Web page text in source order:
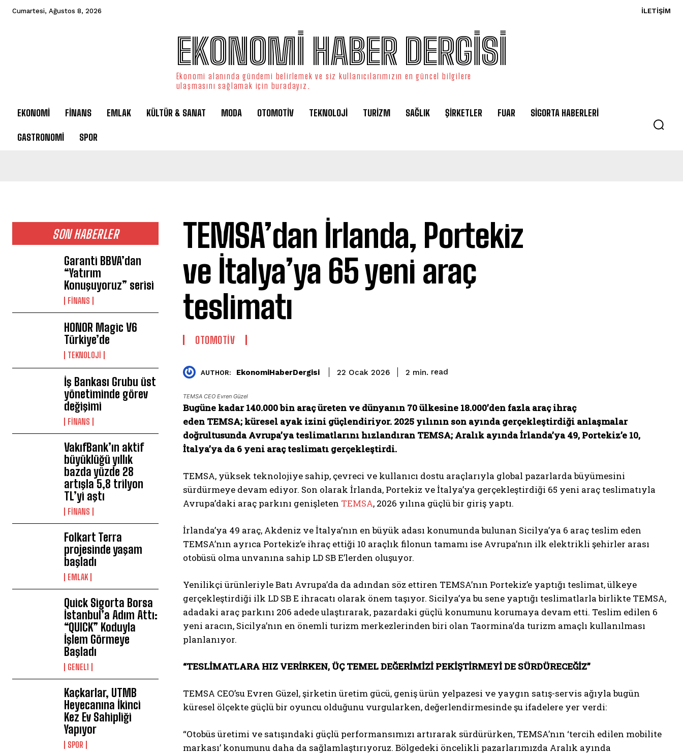
Cumartesi, Ağustos 8, 2026 İLETIŞIM
EKONOMİ HABER DERGİSİ
Ekonomi alanında gündemi belirlemek ve siz kullanıcılarımızın en güncel bilgilere
ulaşmasını sağlamak için buradayız.
EKONOMİ FİNANS EMLAK KÜLTÜR & SANAT MODA OTOMOTİV TEKNOLOJİ TURİZM SAĞLIK ŞİRKETLER FUAR SİGORTA HABERLERİ
GASTRONOMİ SPOR
SON HABERLER
Garanti BBVA’dan
“Yatırım
Konuşuyoruz” serisi
FİNANS
HONOR Magic V6
Türkiye’de
TEKNOLOJİ
İş Bankası Grubu üst
yönetiminde görev
değişimi
FİNANS
VakıfBank’ın aktif
büyüklüğü yıllık
bazda yüzde 28
artışla 5,8 trilyon
TL’yi aştı
FİNANS
Folkart Terra
projesinde yaşam
başladı
EMLAK
Quick Sigorta Borsa
İstanbul’a Adım Attı:
“QUICK” Koduyla
İşlem Görmeye
Başladı
GENEL1
Kaçkarlar, UTMB
Heyecanına İkinci
Kez Ev Sahipliği
Yapıyor
SPOR
TEMSA’dan İrlanda, Portekiz
ve İtalya’ya 65 yeni araç
teslimatı
OTOMOTİV
AUTHOR: EkonomiHaberDergisi 22 Ocak 2026 2 min. read
TEMSA CEO Evren Güzel
Bugüne kadar 140.000 bin araç üreten ve dünyanın 70 ülkesine 18.000’den fazla araç ihraç
eden TEMSA; küresel ayak izini güçlendiriyor. 2025 yılının son ayında gerçekleştirdiği anlaşmalar
doğrultusunda Avrupa’ya teslimatlarını hızlandıran TEMSA; Aralık ayında İrlanda’ya 49, Portekiz’e 10,
İtalya’ya da 6 yeni araç teslimatı gerçekleştirdi.
TEMSA, yüksek teknolojiye sahip, çevreci ve kullanıcı dostu araçlarıyla global pazarlarda büyümesini
sürdürmeye devam ediyor. Son olarak İrlanda, Portekiz ve İtalya’ya gerçekleştirdiği 65 yeni araç teslimatıyla
Avrupa’daki araç parkını genişleten TEMSA, 2026 yılına güçlü bir giriş yaptı.
İrlanda’ya 49 araç, Akdeniz ve İtalya’nın en büyük adası konumunda bulunan Sicilya’ya 6 araç teslim eden
TEMSA’nın ayrıca Portekiz’e ihraç ettiği 10 araçlık filonun tamamı ise Avrupa’nın ilk elektrikli şehirler arası
otobüsü olma unvanına sahip LD SB E’lerden oluşuyor.
Yenilikçi ürünleriyle Batı Avrupa’da da adından söz ettiren TEMSA’nın Portekiz’e yaptığı teslimat, ülkeye
gerçekleştirdiği ilk LD SB E ihracatı olarak önem taşıyor. Sicilya’ya bu sene yaptığı teslimatlarla birlikte TEMSA,
adadaki araç parkını 206 adede ulaştırarak, pazardaki güçlü konumunu korumaya devam etti. Teslim edilen 6
yeni aracın, Sicilya’nın en önemli turizm merkezlerinden biri olan Taormina’da turizm amaçlı kullanılması
planlanıyor.
“TESLİMATLARA HIZ VERİRKEN, ÜÇ TEMEL DEĞERİMİZİ PEKİŞTİRMEYİ DE SÜRDÜRECEĞİZ”
TEMSA CEO’su Evren Güzel, şirketin üretim gücü, geniş ürün yelpazesi ve yaygın satış-servis ağıyla bugün
küresel ölçekte güçlü bir oyuncu olduğunu vurgularken, değerlendirmesinde şu ifadelere yer verdi:
“Otobüs üretimi ve satışındaki güçlü performansımızı artırarak sürdürürken, TEMSA’nın ‘tercih edilen mobilite
markası’ konumunu daha da sağlamlaştırıyoruz. Bölgedeki öncelikli pazarlarımızda Aralık ayında